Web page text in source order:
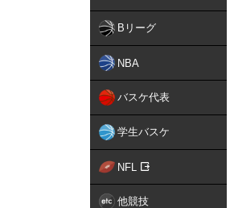
Bリーグ
NBA
バスケ代表
学生バスケ
NFL
他競技